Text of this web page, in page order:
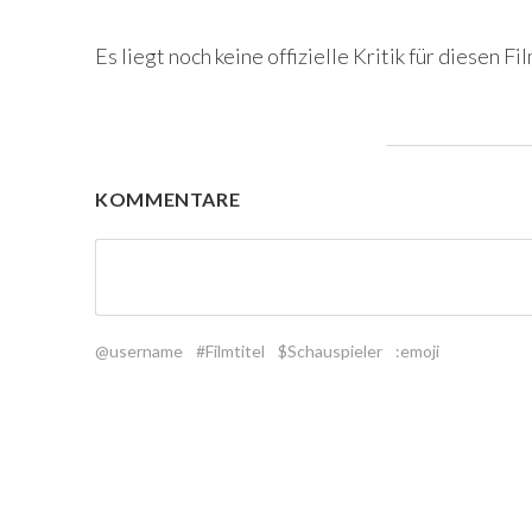
Es liegt noch keine offizielle Kritik für diesen
KOMMENTARE
@username #Filmtitel $Schauspieler :emoji